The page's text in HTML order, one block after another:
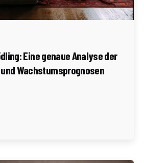
Bezirk Mödling (AT)
Eine genaue Analyse der
Wachstumsprognosen